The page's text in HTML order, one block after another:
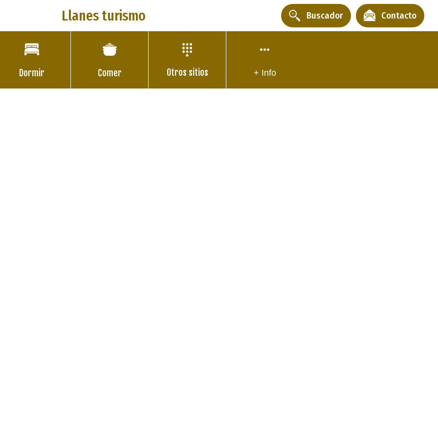
Llanes turismo Buscador Contacto
Dormir Comer Otros sitios + Info